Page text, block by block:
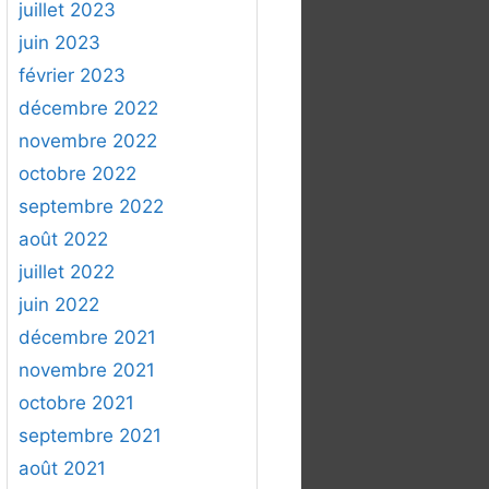
juillet 2023
juin 2023
février 2023
décembre 2022
novembre 2022
octobre 2022
septembre 2022
août 2022
juillet 2022
juin 2022
décembre 2021
novembre 2021
octobre 2021
septembre 2021
août 2021